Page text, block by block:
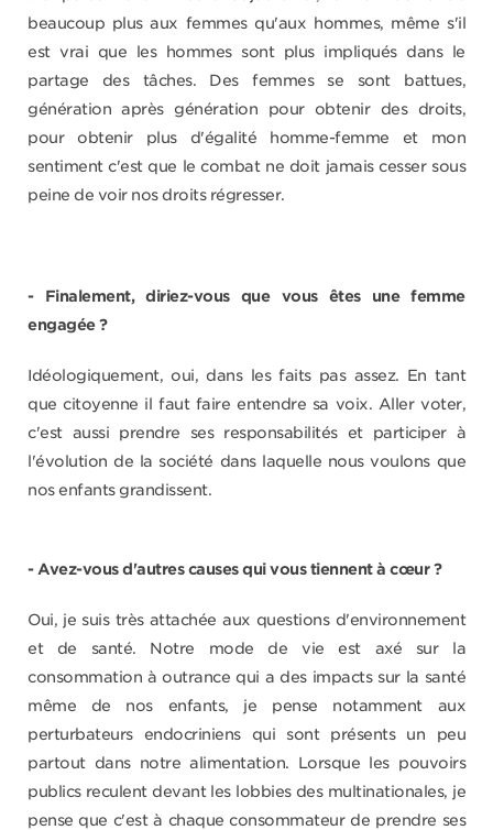
beaucoup plus aux femmes qu'aux hommes, même s'il
est vrai que les hommes sont plus impliqués dans le
partage des tâches. Des femmes se sont battues,
génération après génération pour obtenir des droits,
pour obtenir plus d'égalité homme-femme et mon
sentiment c'est que le combat ne doit jamais cesser sous
peine de voir nos droits régresser.
- Finalement, diriez-vous que vous êtes une femme
engagée ?
Idéologiquement, oui, dans les faits pas assez. En tant
que citoyenne il faut faire entendre sa voix. Aller voter,
c'est aussi prendre ses responsabilités et participer à
l'évolution de la société dans laquelle nous voulons que
nos enfants grandissent.
- Avez-vous d'autres causes qui vous tiennent à cœur ?
Oui, je suis très attachée aux questions d'environnement
et de santé. Notre mode de vie est axé sur la
consommation à outrance qui a des impacts sur la santé
même de nos enfants, je pense notamment aux
perturbateurs endocriniens qui sont présents un peu
partout dans notre alimentation. Lorsque les pouvoirs
publics reculent devant les lobbies des multinationales, je
pense que c'est à chaque consommateur de prendre ses